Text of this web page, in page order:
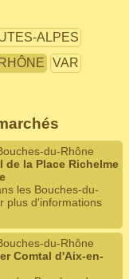
ALPES
VAR
du-Rhône
de la Place Richelme
les Bouches-du-
plus d'informations
du-Rhône
Comtal d'Aix-en-